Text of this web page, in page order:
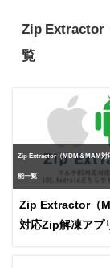
Zip Extractor
覧
Zip Extractor（MDM＆MAM対
能一覧
Zip Extractor（
対応Zip解凍アプ